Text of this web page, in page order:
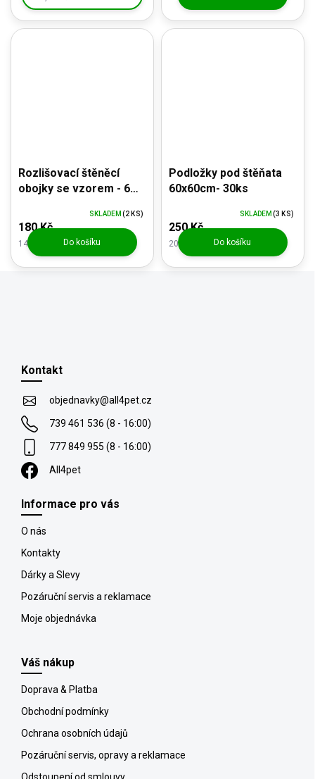
Rozlišovací štěněcí
obojky se vzorem - 6
148,76 Kč bez DPH
180 Kč
SKLADEM (2 KS)
Do košíku
Podložky pod štěňata
60x60cm- 30ks
206,61 Kč bez DPH
250 Kč
SKLADEM (3 KS)
Do košíku
Kontakt
objednavky@all4pet.cz
739 461 536 (8 - 16:00)
777 849 955 (8 - 16:00)
All4pet
Informace pro vás
O nás
Kontakty
Dárky a Slevy
Pozáruční servis a reklamace
Moje objednávka
Váš nákup
Doprava & Platba
Obchodní podmínky
Ochrana osobních údajů
Pozáruční servis, opravy a reklamace